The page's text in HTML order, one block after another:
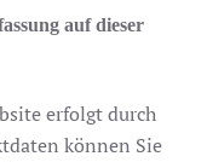
auf dieser
erfolgt durch
können Sie